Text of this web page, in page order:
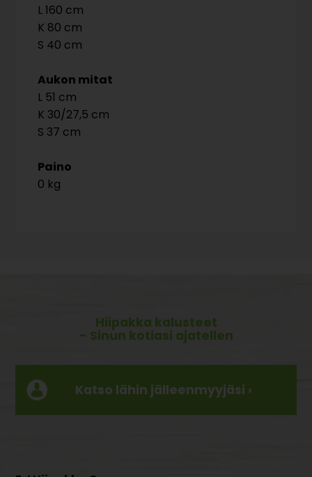
160
80
40
Aukon mitat
51
30/27,5
37
Paino
0 kg
Hiipakka kalusteet
- Sinun kotiasi ajatellen
Katso lähin jälleenmyyjäsi ›